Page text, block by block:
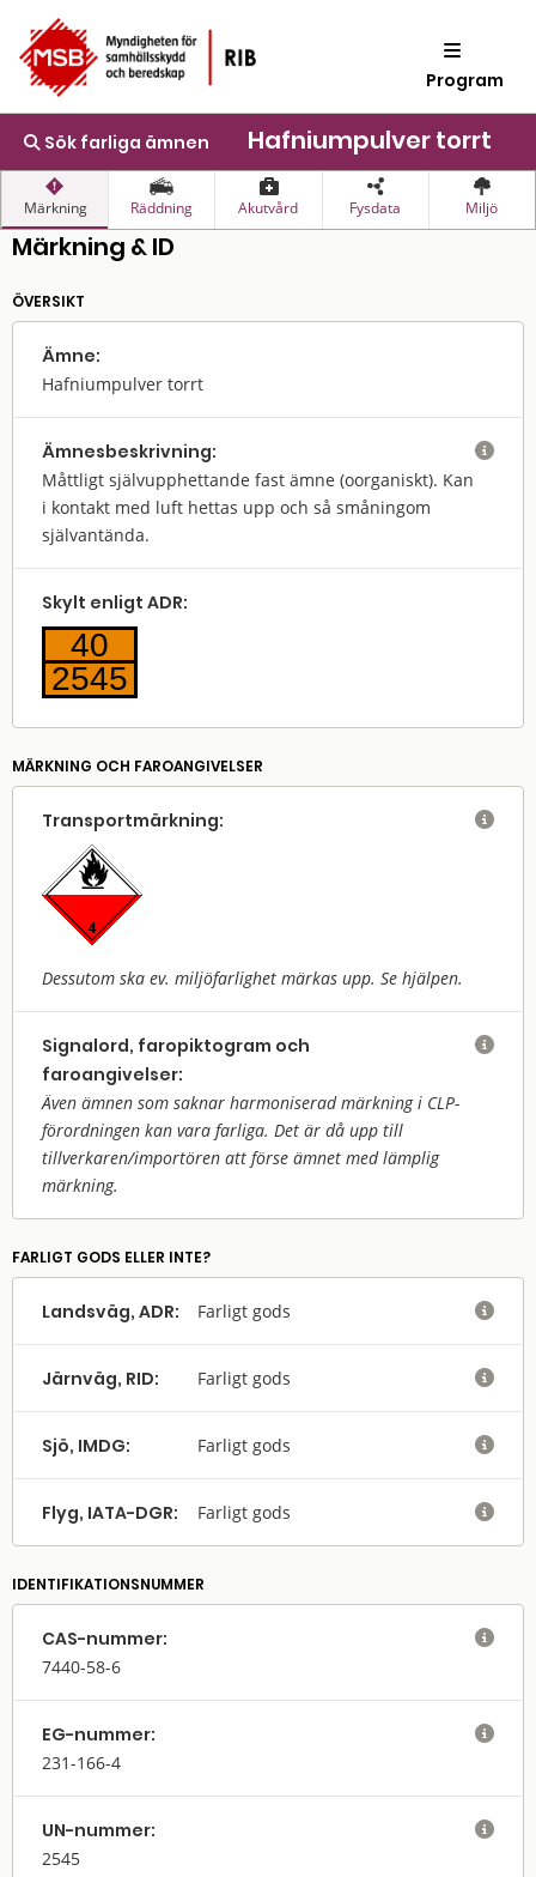
Program
Sök farliga ämnen Hafniumpulver torrt
Märkning Räddning Akutvård Fysdata Miljö
Märkning & ID
ÖVERSIKT
Ämne:
Hafniumpulver torrt
Ämnes­beskrivning:
Måttligt självupphettande fast ämne (oorganiskt). Kan
i kontakt med luft hettas upp och så småningom
självantända.

Skylt enligt ADR:
40
2545
MÄRKNING OCH FAROANGIVELSER
Transport­märkning:
Dessutom ska ev. miljöfarlighet märkas upp. Se hjälpen.

Signalord, faropiktogram och
faroangivelser:
Även ämnen som saknar harmoniserad märkning i CLP-
förordningen kan vara farliga. Det är då upp till
tillverkaren/importören att förse ämnet med lämplig
märkning.

FARLIGT GODS ELLER INTE?
Landsväg, ADR: Farligt gods 
Järnväg, RID: Farligt gods 
Sjö, IMDG: Farligt gods 
Flyg, IATA-DGR: Farligt gods 
IDENTIFIKATIONSNUMMER
CAS-nummer:
7440-58-6

EG-nummer:
231-166-4

UN-nummer:
2545
